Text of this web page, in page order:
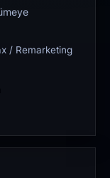
/ Remarketing